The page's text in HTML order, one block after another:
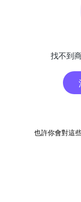
找不到
也許你會對這